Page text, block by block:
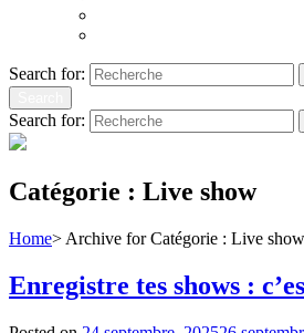
Search for:
Search for:
Catégorie : Live show
Home> Archive forCatégorie : Live show
Enregistre tes shows :